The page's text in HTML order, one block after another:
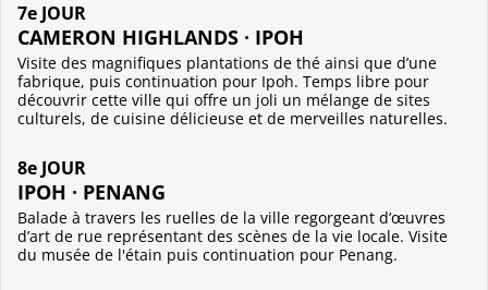
7e JOUR
CAMERON HIGHLANDS · IPOH
Visite des magnifiques plantations de thé ainsi que d’une
fabrique, puis continuation pour Ipoh. Temps libre pour
découvrir cette ville qui offre un joli un mélange de sites
culturels, de cuisine délicieuse et de merveilles naturelles.
8e JOUR
IPOH · PENANG
Balade à travers les ruelles de la ville regorgeant d’œuvres
d’art de rue représentant des scènes de la vie locale. Visite
du musée de l'étain puis continuation pour Penang.